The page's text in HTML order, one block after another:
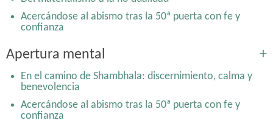
Acercándose al abismo tras la 50ª puerta con fe y
confianza
+
Apertura mental
En el camino de Shambhala: discernimiento, calma y
benevolencia
Acercándose al abismo tras la 50ª puerta con fe y
confianza